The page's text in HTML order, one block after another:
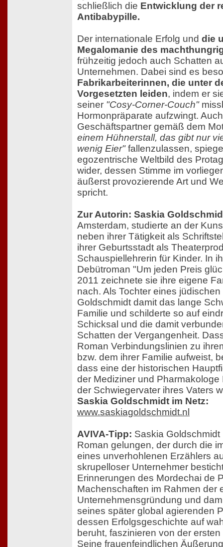
schließlich die Entwicklung der
Antibabypille.
Der internationale Erfolg und die
Megalomanie des
frühzeitig jedoch auch Schatten
Unternehmen. Dabei sind es
Fabrikarbeiterinnen, die unter
Vorgesetzten leiden, indem er
seiner "Cosy-Corner-Couch"
Hormonpräparate aufzwingt.
Geschäftspartner gemäß dem
einem Hühnerstall, das gibt nur
wenig Eier"fallenzulassen,
egozentrische Weltbild des
wider, dessen Stimme im
äußerst provozierende Art und
spricht.
Zur Autorin: Saskia
Amsterdam, studierte an der
neben ihrer Tätigkeit als
ihrer Geburtsstadt als
Schauspiellehrerin für Kinder. In
Debütroman "Um jeden Preis
2011 zeichnete sie ihre eigene
nach. Als Tochter eines
Goldschmidt damit das lange
Familie und schilderte so auf
Schicksal und die damit
Schatten der Vergangenheit.
Roman Verbindungslinien zu
bzw. dem ihrer Familie aufweist,
dass eine der historischen
der Mediziner und Pharmakologe
der Schwiegervater ihres Vaters
Saskia Goldschmidt im Netz:
www.saskiagoldschmidt.nl
AVIVA-Tipp: Saskia
Roman gelungen, der durch die
eines unverhohlenen Erzählers
skrupelloser Unternehmer
Erinnerungen des Mordechai de
Machenschaften im Rahmen der
Unternehmensgründung und
seines später global agierenden
dessen Erfolgsgeschichte auf
beruht, faszinieren von der
Seine frauenfeindlichen